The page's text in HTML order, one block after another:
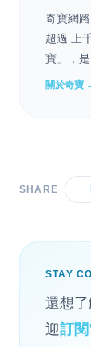
奇寶網
超過 上
寶」，
關於奇寶
SHARE
STAY
還想
迎訂